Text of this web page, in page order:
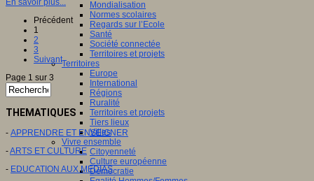
Mondialisation
Normes scolaires
Regards sur l’Ecole
Santé
Société connectée
Territoires et projets
Territoires
Europe
International
Régions
Ruralité
Territoires et projets
Tiers lieux
Villes
Vivre ensemble
Citoyenneté
Culture européenne
Démocratie
Précédent
1
2
3
Suivant
Page 1 sur 3
THEMATIQUES
- APPRENDRE ET ENSEIGNER
-ARTS ET CULTURE
- EDUCATION AUX MEDIAS